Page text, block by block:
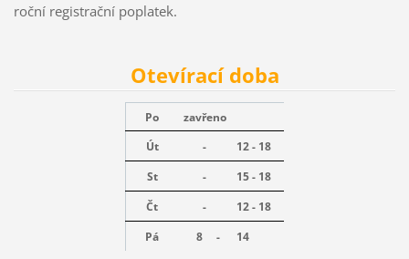
roční registrační poplatek.
Otevírací doba
Po
zavřeno
Út
-
12 - 18
St
-
15 - 18
Čt
-
12 - 18
Pá
8 - 14